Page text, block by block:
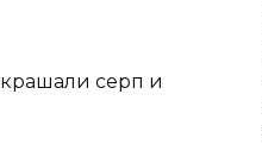
серп и